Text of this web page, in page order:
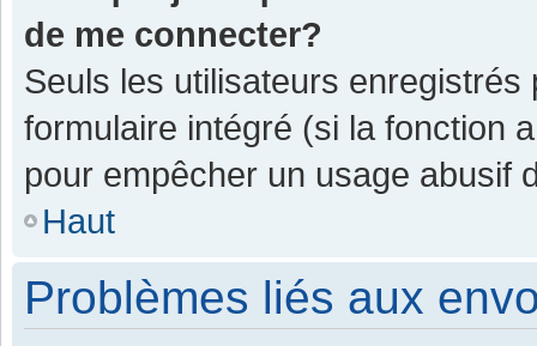
de me connecter?
Seuls les utilisateurs enregistrés
formulaire intégré (si la fonction
pour empêcher un usage abusif
Haut
Problèmes liés aux